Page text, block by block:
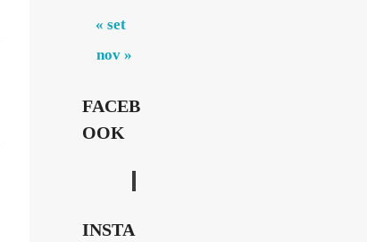
« set
nov »
FACEB
OOK
INSTA